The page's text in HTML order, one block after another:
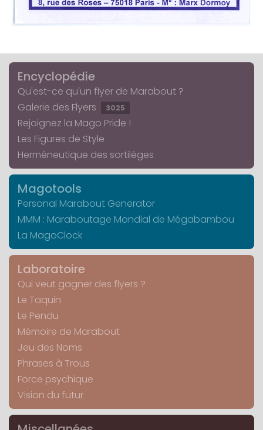
Encyclopédie
Qu'est-ce qu'un flyer de Marabout ?
Galerie des Flyers
3025
Rejoignez la Mago Pride !
Les Figures de Style
Herméneutique des sortilèges
Magotools
Personal Marabout Generator
MMM : Maraboutage Mondial de Mégabambou
La MagoClock
Laboratoire
Qui veut gagner des flyers ?
Le Taquin
Le Pendu
Mémoire de Marabout
Jeu des Noms
Phrases à Trous
Force psychique
Vision du futur